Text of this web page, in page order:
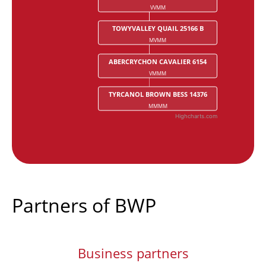
VVMM
TOWYVALLEY QUAIL 25166 B
MVMM
ABERCRYCHON CAVALIER 6154
VMMM
TYRCANOL BROWN BESS 14376
MMMM
Highcharts.com
Partners of BWP
Business partners